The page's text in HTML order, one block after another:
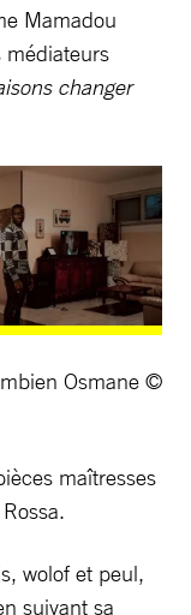
Mamadou
médiateurs
changer
Osmane ©
maîtresses
wolof et peul,
suivant sa